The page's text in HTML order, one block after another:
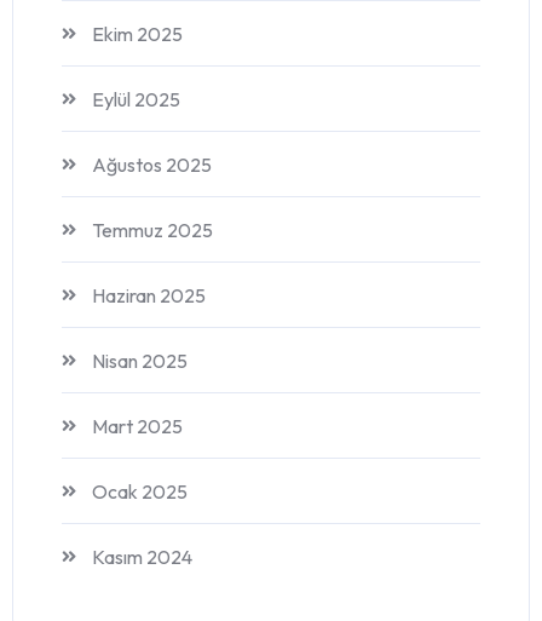
Ekim 2025
Eylül 2025
Ağustos 2025
Temmuz 2025
Haziran 2025
Nisan 2025
Mart 2025
Ocak 2025
Kasım 2024